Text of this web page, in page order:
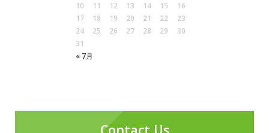
« 7月
10
11 12 13 14 15
16
17
18 19 20 21 22
23
24
25 26 27 28 29
30
31